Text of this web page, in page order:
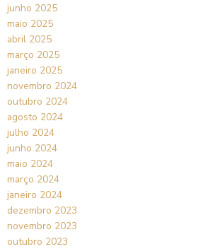
junho 2025
maio 2025
abril 2025
março 2025
janeiro 2025
novembro 2024
outubro 2024
agosto 2024
julho 2024
junho 2024
maio 2024
março 2024
janeiro 2024
dezembro 2023
novembro 2023
outubro 2023